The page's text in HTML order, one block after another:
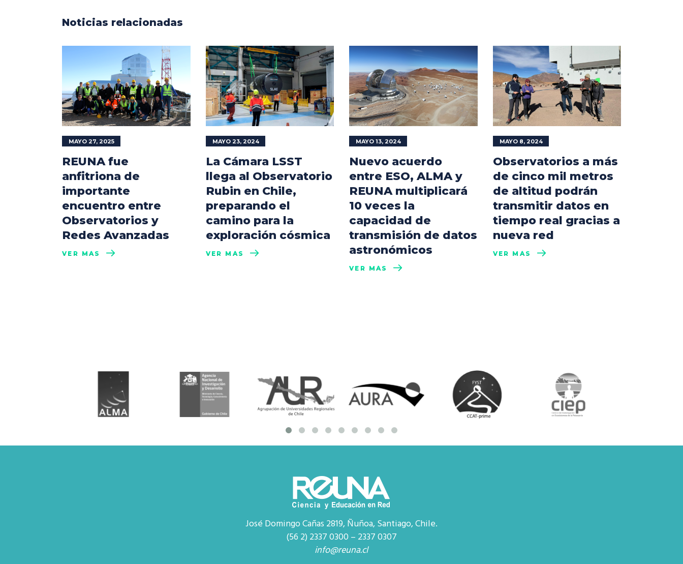
Noticias relacionadas
MAYO 27, 2025
REUNA fue
anfitriona de
importante
encuentro entre
Observatorios y
Redes Avanzadas
VER MÁS
MAYO 23, 2024
La Cámara LSST
llega al Observatorio
Rubin en Chile,
preparando el
camino para la
exploración cósmica
VER MÁS
MAYO 13, 2024
Nuevo acuerdo
entre ESO, ALMA y
REUNA multiplicará
10 veces la
capacidad de
transmisión de datos
astronómicos
VER MÁS
MAYO 8, 2024
Observatorios a más
de cinco mil metros
de altitud podrán
transmitir datos en
tiempo real gracias a
nueva red
VER MÁS
José Domingo Cañas 2819, Ñuñoa, Santiago, Chile.
(56 2) 2337 0300 – 2337 0307
info@reuna.cl